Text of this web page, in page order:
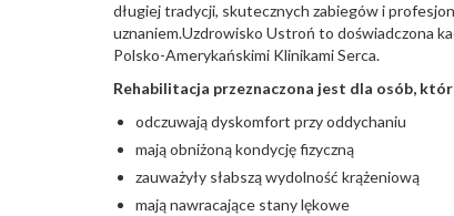
długiej tradycji, skutecznych zabiegów i
uznaniem.Uzdrowisko Ustroń to doświadczona
Polsko-Amerykańskimi Klinikami Serca.
Rehabilitacja przeznaczona jest dla osób,
odczuwają dyskomfort przy oddychaniu
mają obniżoną kondycję fizyczną
zauważyły słabszą wydolność krążeniową
mają nawracające stany lękowe